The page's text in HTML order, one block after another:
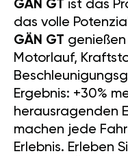
GÄN GT ist das
das volle
GÄN GT
Motorlauf,
Ergebnis: +30%
herausragenden
machen jede
Erlebnis. Erleben